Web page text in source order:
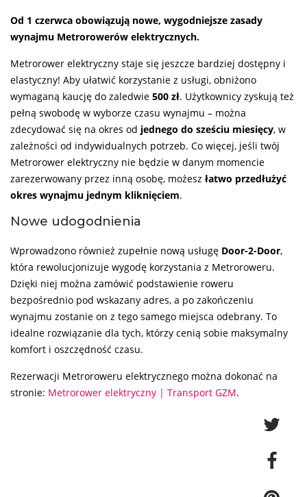
Od 1 czerwca obowiązują nowe, wygodniejsze zasady
wynajmu Metrorowerów elektrycznych.
Metrorower elektryczny staje się jeszcze bardziej dostępny i
elastyczny! Aby ułatwić korzystanie z usługi, obniżono
wymaganą kaucję do zaledwie 500 zł. Użytkownicy zyskują też
pełną swobodę w wyborze czasu wynajmu – można
zdecydować się na okres od jednego do sześciu miesięcy, w
zależności od indywidualnych potrzeb. Co więcej, jeśli twój
Metrorower elektryczny nie będzie w danym momencie
zarezerwowany przez inną osobę, możesz łatwo przedłużyć
okres wynajmu jednym kliknięciem.
Nowe udogodnienia
Wprowadzono również zupełnie nową usługę Door-2-Door,
która rewolucjonizuje wygodę korzystania z Metroroweru.
Dzięki niej można zamówić podstawienie roweru
bezpośrednio pod wskazany adres, a po zakończeniu
wynajmu zostanie on z tego samego miejsca odebrany. To
idealne rozwiązanie dla tych, którzy cenią sobie maksymalny
komfort i oszczędność czasu.
Rezerwacji Metroroweru elektrycznego można dokonać na
stronie: Metrorower elektryczny | Transport GZM.